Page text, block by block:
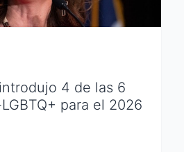
4 de las 6
para el 2026